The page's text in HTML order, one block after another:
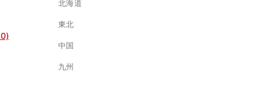
北海道
東北
中国
九州